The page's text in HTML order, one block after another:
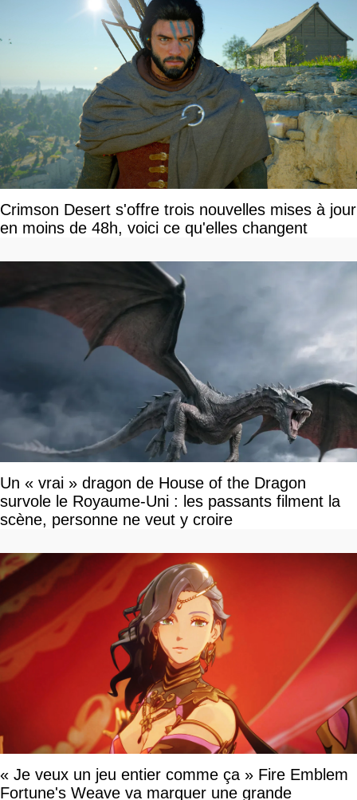
Crimson Desert s'offre trois nouvelles mises à jour
en moins de 48h, voici ce qu'elles changent
Un « vrai » dragon de House of the Dragon
survole le Royaume-Uni : les passants filment la
scène, personne ne veut y croire
« Je veux un jeu entier comme ça » Fire Emblem
Fortune's Weave va marquer une grande